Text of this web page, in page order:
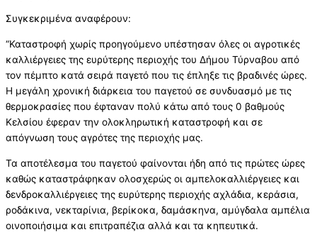
Συγκεκριμένα αναφέρουν:
“Καταστροφή χωρίς προηγούμενο υπέστησαν όλες οι αγροτικές
καλλιέργειες της ευρύτερης περιοχής του Δήμου Τύρναβου από
τον πέμπτο κατά σειρά παγετό που τις έπληξε τις βραδινές ώρες.
Η μεγάλη χρονική διάρκεια του παγετού σε συνδυασμό με τις
θερμοκρασίες που έφταναν πολύ κάτω από τους 0 βαθμούς
Κελσίου έφεραν την ολοκληρωτική καταστροφή και σε
απόγνωση τους αγρότες της περιοχής μας.
Τα αποτέλεσμα του παγετού φαίνονται ήδη από τις πρώτες ώρες
καθώς καταστράφηκαν ολοσχερώς οι αμπελοκαλλιέργειες και
δενδροκαλλιέργειες της ευρύτερης περιοχής αχλάδια, κεράσια,
ροδάκινα, νεκταρίνια, βερίκοκα, δαμάσκηνα, αμύγδαλα αμπέλια
οινοποιήσιμα και επιτραπέζια αλλά και τα κηπευτικά.